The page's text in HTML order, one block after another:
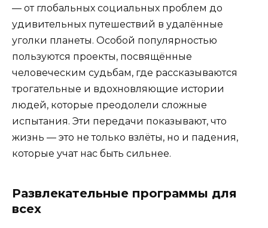
— от глобальных социальных проблем до
удивительных путешествий в удалённые
уголки планеты. Особой популярностью
пользуются проекты, посвящённые
человеческим судьбам, где рассказываются
трогательные и вдохновляющие истории
людей, которые преодолели сложные
испытания. Эти передачи показывают, что
жизнь — это не только взлёты, но и падения,
которые учат нас быть сильнее.
Развлекательные программы для
всех